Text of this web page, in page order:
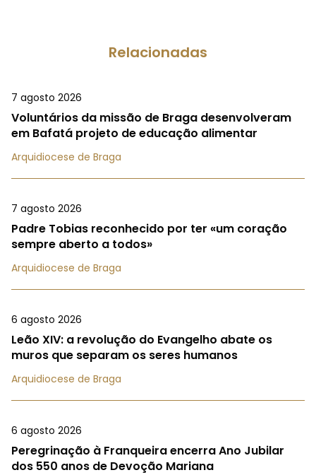
Relacionadas
7 agosto 2026
Voluntários da missão de Braga desenvolveram
em Bafatá projeto de educação alimentar
Arquidiocese de Braga
7 agosto 2026
Padre Tobias reconhecido por ter «um coração
sempre aberto a todos»
Arquidiocese de Braga
6 agosto 2026
Leão XIV: a revolução do Evangelho abate os
muros que separam os seres humanos
Arquidiocese de Braga
6 agosto 2026
Peregrinação à Franqueira encerra Ano Jubilar
dos 550 anos de Devoção Mariana